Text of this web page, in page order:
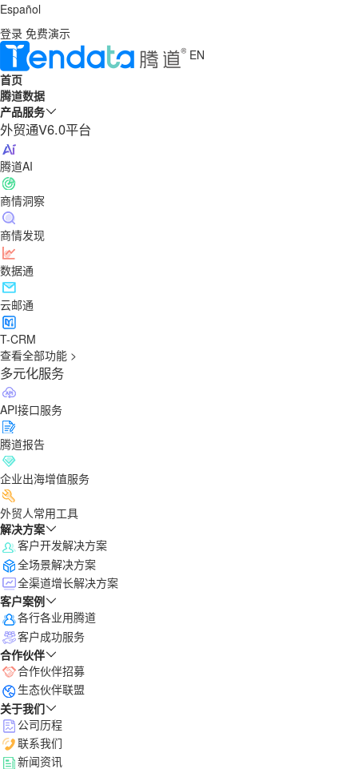
Español
登录 免费演示
EN
首页
腾道数据
产品服务
外贸通V6.0平台
腾道AI
商情洞察
商情发现
数据通
云邮通
T-CRM
查看全部功能 >
多元化服务
API接口服务
腾道报告
企业出海增值服务
外贸人常用工具
解决方案
客户开发解决方案
全场景解决方案
全渠道增长解决方案
客户案例
各行各业用腾道
客户成功服务
合作伙伴
合作伙伴招募
生态伙伴联盟
关于我们
公司历程
联系我们
新闻资讯